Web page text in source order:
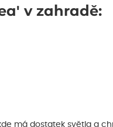
v zahradě:
má dostatek světla a